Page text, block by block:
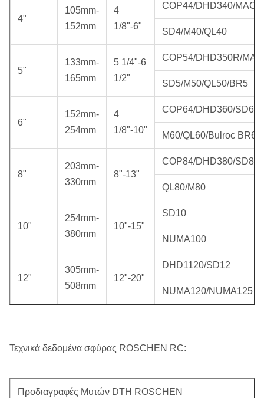
4"
105mm-
152mm
4
1/8"-6"
COP44/DHD340/
SD4/M40/QL40
5"
133mm-
165mm
5 1/4"-6
1/2"
COP54/DHD350R/
SD5/M50/QL50/BR5
6"
152mm-
254mm
4
1/8"-10"
COP64/DHD360/SD6
M60/QL60/Bulroc BR6
8"
203mm-
330mm
8"-13"
COP84/DHD380/SD8
QL80/M80
10"
254mm-
380mm
10"-15"
SD10
NUMA100
12"
305mm-
508mm
12"-20"
DHD1120/SD12
NUMA120/NUMA125
Τεχνικά δεδομένα σφύρας ROSCHEN RC:
Προδιαγραφές Μυτών DTH ROSCHEN